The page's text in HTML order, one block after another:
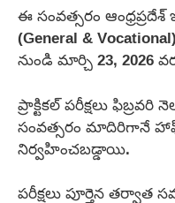
ఈ సంవత్సరం
(General &
నుండి మార్చి 23, 2026
ప్రాక్టికల్ పరీక్షలు
సంవత్సరం మాదిరిగానే
నిర్వహించబడ్డాయి.
పరీక్షలు పూర్తైన